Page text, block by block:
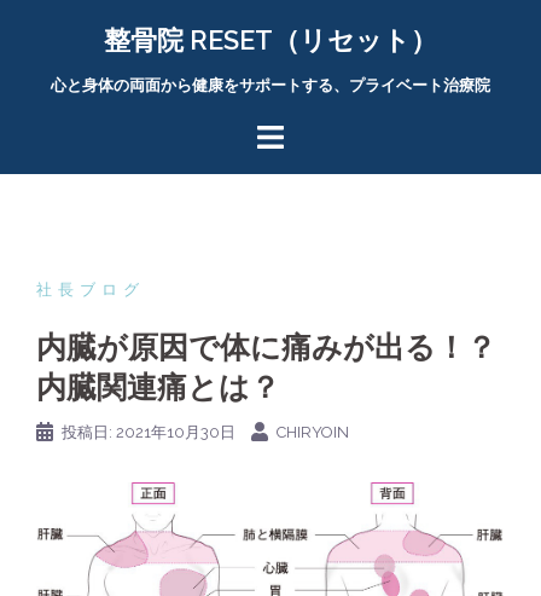
整骨院 RESET（リセット）
心と身体の両面から健康をサポートする、プライベート治療院
社長ブログ
内臓が原因で体に痛みが出る！？
内臓関連痛とは？
投稿日: 2021年10月30日 CHIRYOIN